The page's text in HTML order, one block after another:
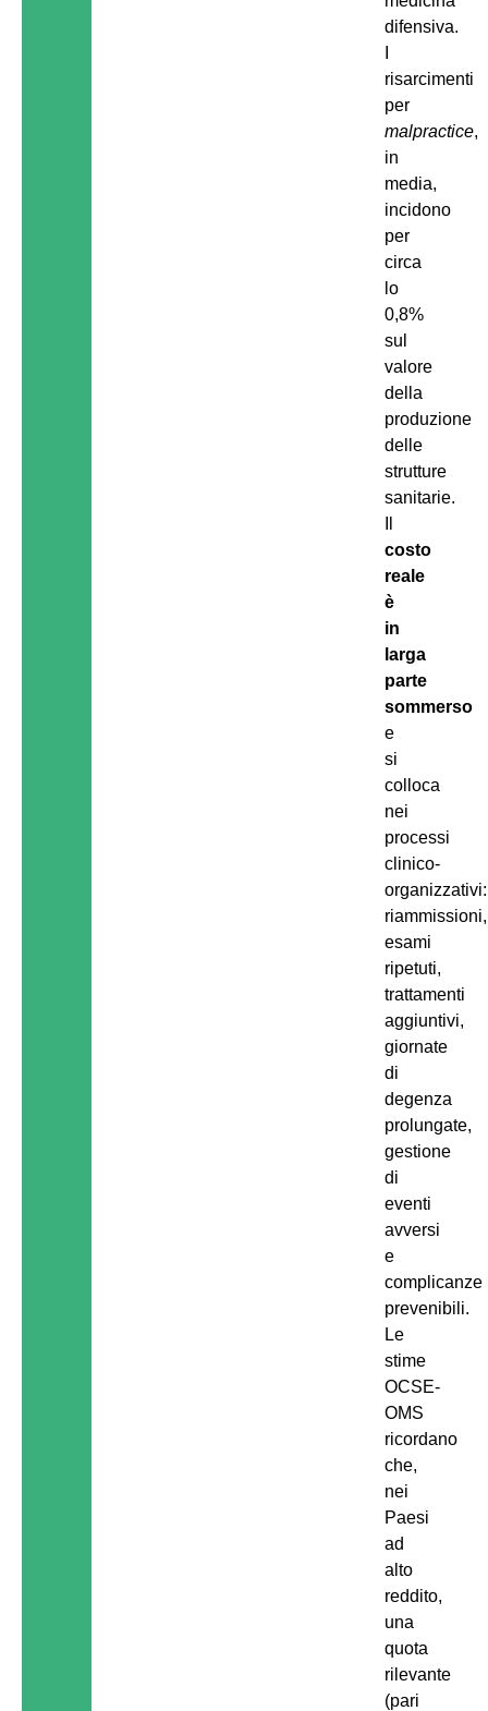
difensiva.
risarcimenti
per
malpractice,
in
media,
incidono
per
circa
lo
0,8%
sul
valore
della
produzione
delle
strutture
sanitarie.
costo
reale
è
in
larga
parte
sommerso
e
si
colloca
nei
processi
clinico-
organizzativi:
riammissioni,
esami
ripetuti,
trattamenti
aggiuntivi,
giornate
di
degenza
prolungate,
gestione
di
eventi
avversi
e
complicanze
prevenibili.
Le
stime
OCSE-
OMS
ricordano
che,
nei
Paesi
ad
alto
reddito,
una
quota
rilevante
(pari